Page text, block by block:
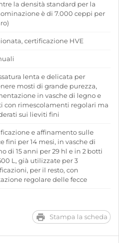
la densità standard per la
è di 7.000 ceppi per
certificazione HVE
lenta e delicata per
mosti di grande purezza,
in vasche di legno e
con rimescolamenti regolari ma
sui lieviti fini
e affinamento sulle
fini per 14 mesi, in vasche di
di 15 anni per 29 hl e in 2 botti
L, già utilizzate per 3
per il resto, con
regolare delle fecce
Stampa la scheda